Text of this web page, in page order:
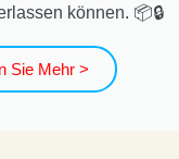
können. 📦🔒
Sie Mehr >